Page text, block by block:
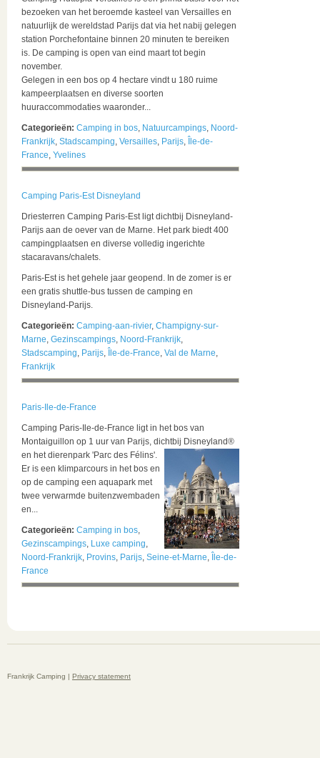
bezoeken van het beroemde kasteel van Versailles en
natuurlijk de wereldstad Parijs dat via het nabij gelegen
station Porchefontaine binnen 20 minuten te bereiken
is. De camping is open van eind maart tot begin
november.
Gelegen in een bos op 4 hectare vindt u 180 ruime
kampeerplaatsen en diverse soorten
huuraccommodaties waaronder...
Categorieën: Camping in bos, Natuurcampings, Noord-
Frankrijk, Stadscamping, Versailles, Parijs,
Île-de-
France, Yvelines
Camping Paris-Est Disneyland
Driesterren Camping Paris-Est ligt dichtbij Disneyland-
Parijs aan de oever van de Marne. Het park biedt 400
campingplaatsen en diverse volledig ingerichte
stacaravans/chalets.
Paris-Est is het gehele jaar geopend. In de zomer is er
een gratis shuttle-bus tussen de camping en
Disneyland-Parijs.
Categorieën: Camping-aan-rivier, Champigny-sur-
Marne, Gezinscampings, Noord-Frankrijk,
Stadscamping, Parijs, Île-de-France, Val de Marne,
Frankrijk
Paris-Ile-de-France
Camping Paris-Ile-de-France ligt in het bos van
Montaiguillon op 1 uur van Parijs, dichtbij Disneyland®
en het dierenpark 'Parc des Félins'.
Er is een klimparcours in het bos en
op de camping een aquapark met
twee verwarmde buitenzwembaden
en...
Categorieën: Camping in bos,
Gezinscampings, Luxe camping,
Noord-Frankrijk, Provins, Parijs, Seine-et-Marne,
Île-de-
France
Frankrijk Camping | Privacy statement